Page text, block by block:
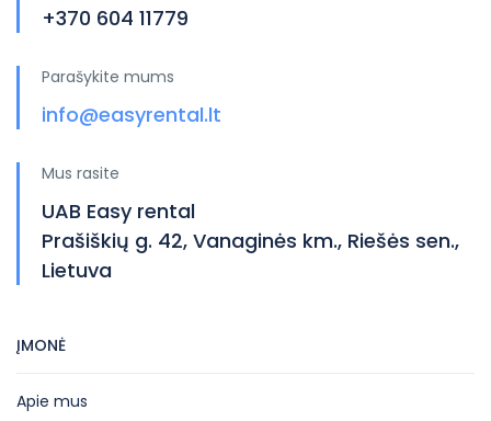
+370 604 11779
Parašykite mums
info@easyrental.lt
Mus rasite
UAB Easy rental
Prašiškių g. 42, Vanaginės km., Riešės sen.,
Lietuva
ĮMONĖ
Apie mus